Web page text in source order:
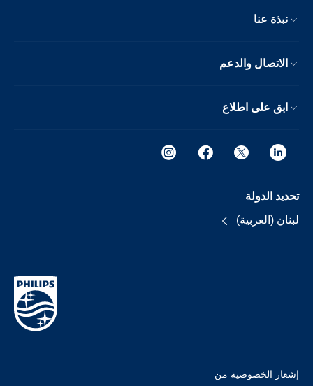
نبذة عنا
الاتصال والدعم
ابق على اطلاع
تحديد الدولة
لبنان (العربية)
إشعار الخصوصية من